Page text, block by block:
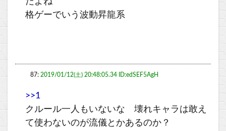
格ゲーでいう波動昇龍系
87: 2019/01/12(土) 20:48:05.34 ID:edSEF5AgH
>>1
クルール一人もいないな 壊れキャラは敢え
て使わないのが流儀とかあるのか？